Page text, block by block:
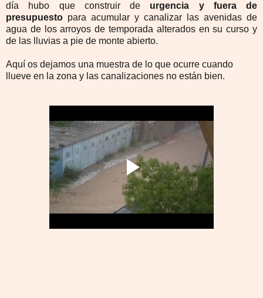
día hubo que construir de urgencia y fuera de
presupuesto para acumular y canalizar las avenidas de
agua de los arroyos de temporada alterados en su curso y
de las lluvias a pie de monte abierto.
Aquí os dejamos una muestra de lo que ocurre cuando
llueve en la zona y las canalizaciones no están bien.